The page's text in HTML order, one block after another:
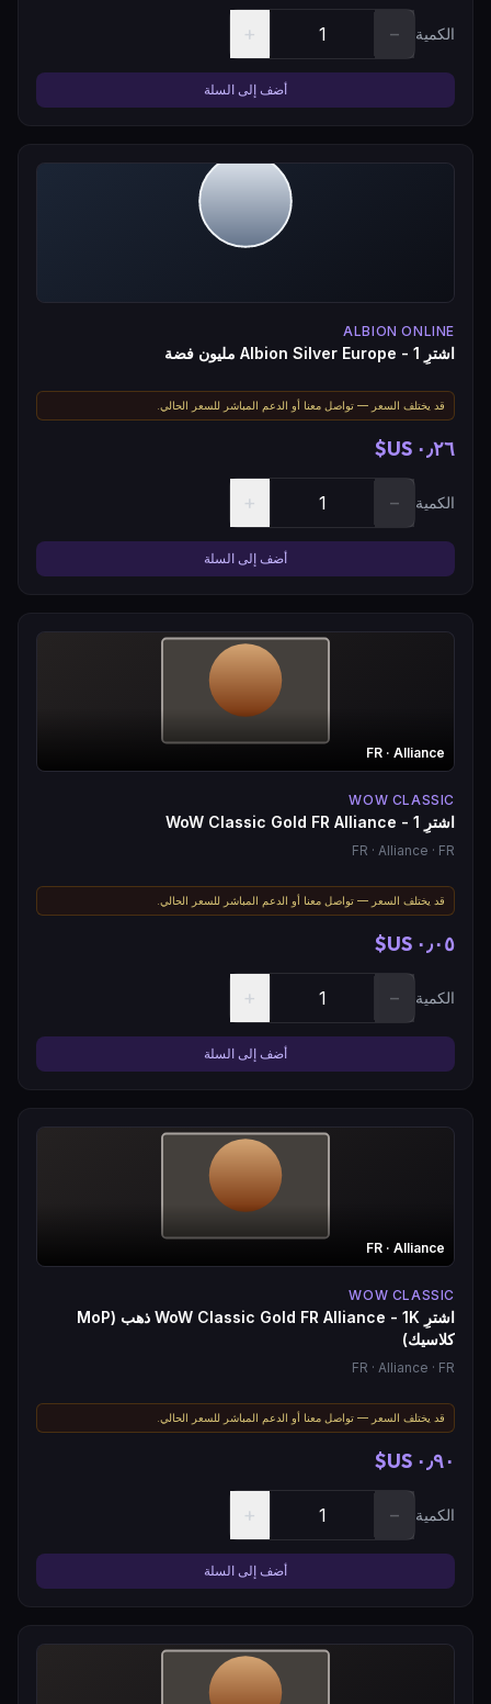
الكمية −
+
أضف إلى السلة
ALBION ONLINE
اشترِ Albion Silver Europe - 1 مليون فضة
قد يختلف السعر — تواصل معنا أو الدعم المباشر للسعر الحالي.
٠٫٢٦ US$
الكمية −
+
أضف إلى السلة
FR · Alliance
WOW CLASSIC
اشترِ WoW Classic Gold FR Alliance - 1
FR · Alliance · FR
قد يختلف السعر — تواصل معنا أو الدعم المباشر للسعر الحالي.
٠٫٠٥ US$
الكمية −
+
أضف إلى السلة
FR · Alliance
WOW CLASSIC
اشترِ WoW Classic Gold FR Alliance - 1K ذهب (MoP
كلاسيك)
FR · Alliance · FR
قد يختلف السعر — تواصل معنا أو الدعم المباشر للسعر الحالي.
٠٫٩٠ US$
الكمية −
+
أضف إلى السلة